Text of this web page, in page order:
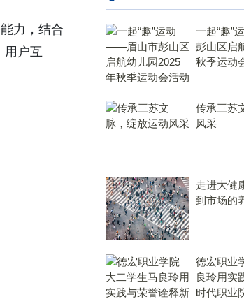
力，结合
用户互
一起“趣”
彭山区启
秋季运动
传承三苏
风采
走进大健
到市场的
德宏职业
良玲用实
时代职业